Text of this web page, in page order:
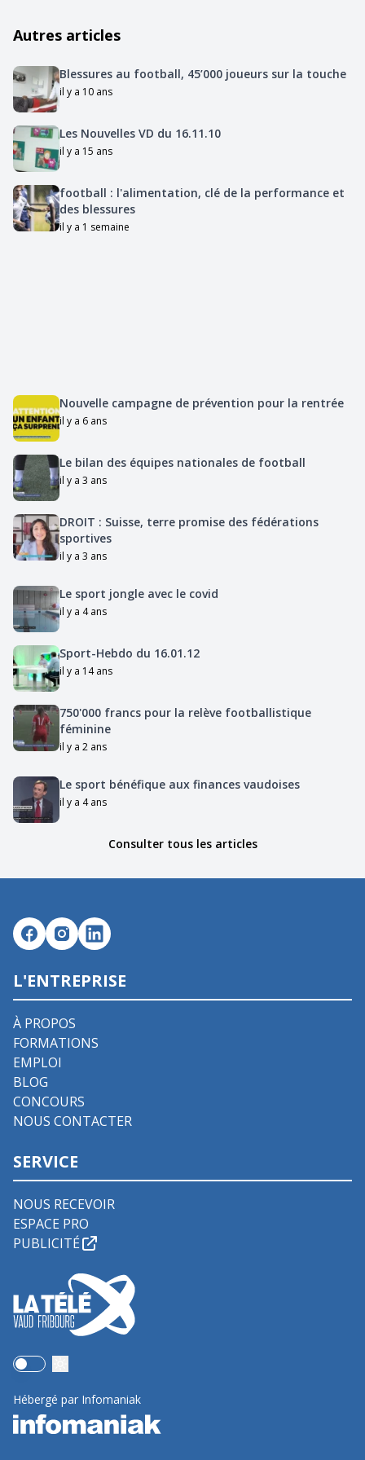
Autres articles
Blessures au football, 45’000 joueurs sur la touche
il y a 10 ans
Les Nouvelles VD du 16.11.10
il y a 15 ans
football : l'alimentation, clé de la performance et
des blessures
il y a 1 semaine
Nouvelle campagne de prévention pour la rentrée
il y a 6 ans
Le bilan des équipes nationales de football
il y a 3 ans
DROIT : Suisse, terre promise des fédérations
sportives
il y a 3 ans
Le sport jongle avec le covid
il y a 4 ans
Sport-Hebdo du 16.01.12
il y a 14 ans
750'000 francs pour la relève footballistique
féminine
il y a 2 ans
Le sport bénéfique aux finances vaudoises
il y a 4 ans
Consulter tous les articles
L'ENTREPRISE
À PROPOS
FORMATIONS
EMPLOI
BLOG
CONCOURS
NOUS CONTACTER
SERVICE
NOUS RECEVOIR
ESPACE PRO
PUBLICITÉ
Use setting
Hébergé par Infomaniak